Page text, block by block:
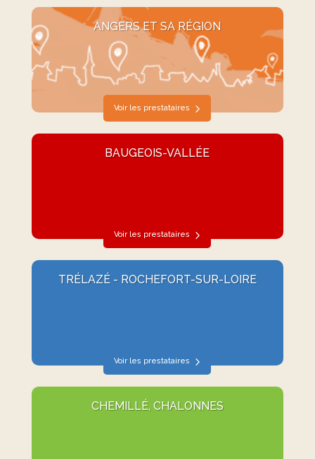
ANGERS ET SA RÉGION
Voir les prestataires
BAUGEOIS-VALLÉE
Voir les prestataires
TRÉLAZÉ - ROCHEFORT-SUR-LOIRE
Voir les prestataires
CHEMILLÉ, CHALONNES